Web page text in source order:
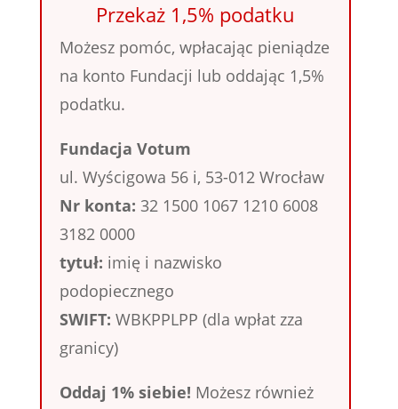
Przekaż 1,5% podatku
Możesz pomóc, wpłacając pieniądze
na konto Fundacji lub oddając 1,5%
podatku.
Fundacja Votum
ul. Wyścigowa 56 i, 53-012 Wrocław
Nr konta: 32 1500 1067 1210 6008
3182 0000
tytuł: imię i nazwisko
podopiecznego
SWIFT: WBKPPLPP (dla wpłat zza
granicy)
Oddaj 1% siebie! Możesz również